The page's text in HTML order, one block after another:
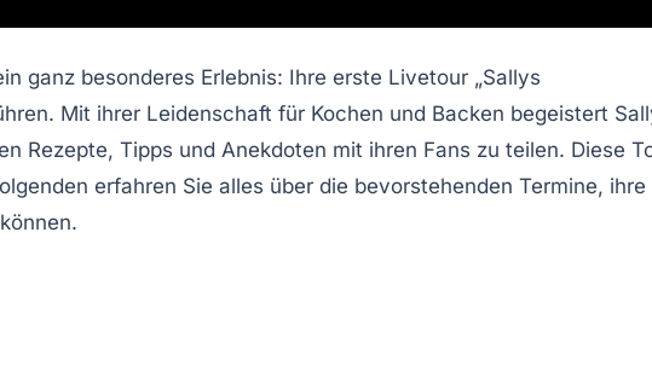
ganz besonderes Erlebnis: Ihre erste Livetour „Sallys
Mit ihrer Leidenschaft für Kochen und Backen begeistert
Rezepte, Tipps und Anekdoten mit ihren Fans zu teilen. Diese
erfahren Sie alles über die bevorstehenden Termine, ihre